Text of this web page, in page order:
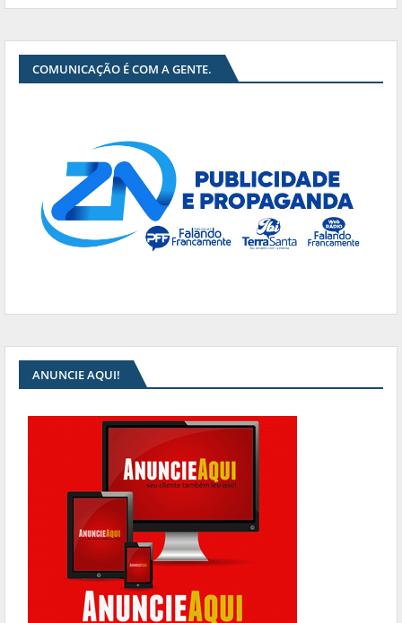
COMUNICAÇÃO É COM A GENTE.
ANUNCIE AQUI!